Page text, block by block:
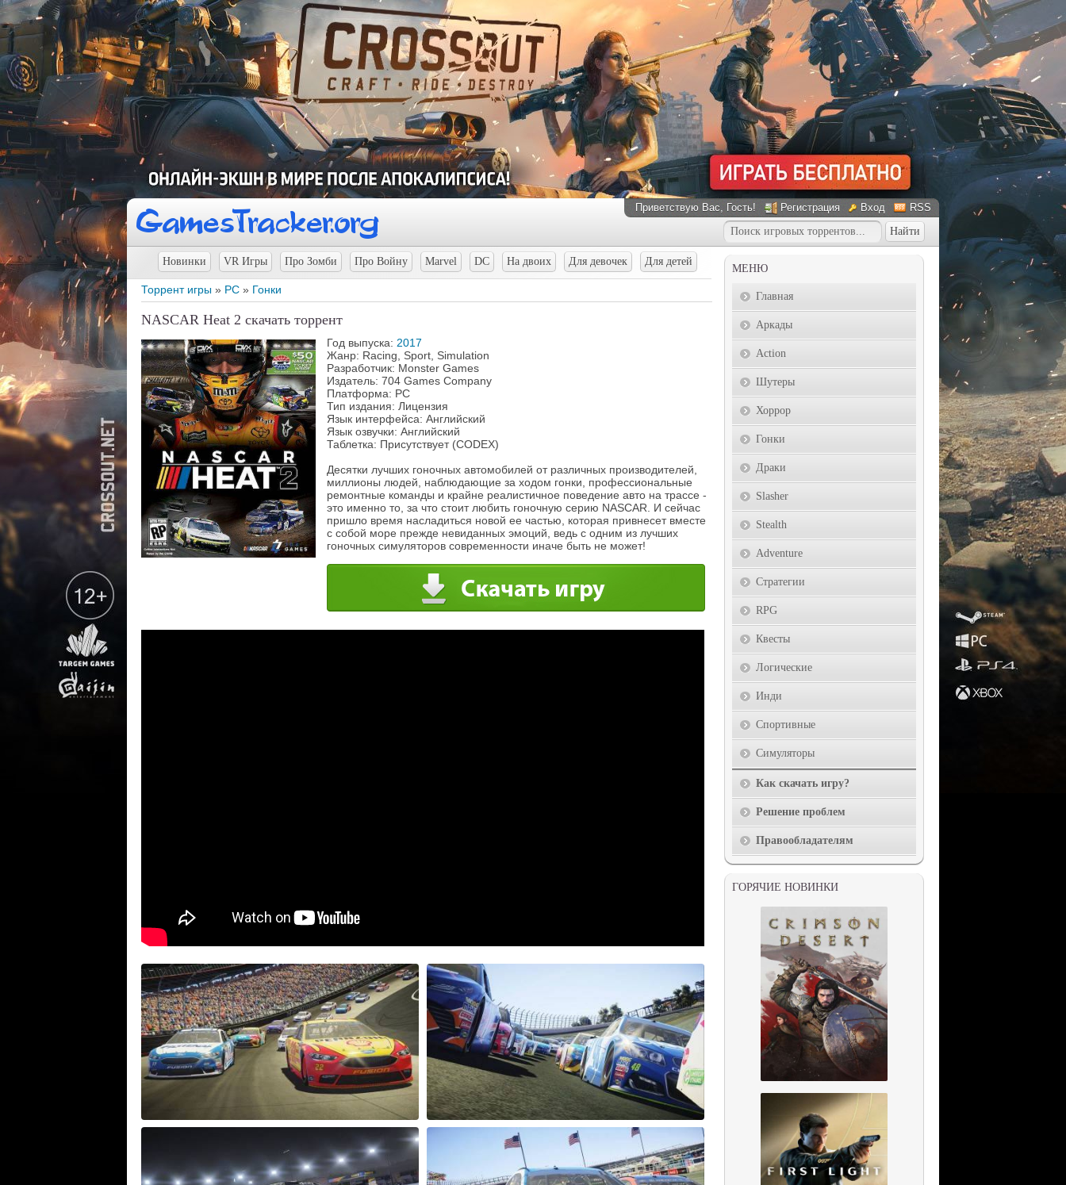
Приветствую Вас, Гость! Регистрация Вход RSS
Новинки VR Игры Про Зомби Про Войну Marvel DC На двоих Для девочек Для детей
Торрент игры » PC » Гонки
NASCAR Heat 2 скачать торрент
Год выпуска: 2017
Жанр: Racing, Sport, Simulation
Разработчик: Monster Games
Издатель: 704 Games Company
Платформа: PC
Тип издания: Лицензия
Язык интерфейса: Английский
Язык озвучки: Английский
Таблетка: Присутствует (CODEX)
Десятки лучших гоночных автомобилей от различных производителей,
миллионы людей, наблюдающие за ходом гонки, профессиональные
ремонтные команды и крайне реалистичное поведение авто на трассе -
это именно то, за что стоит любить гоночную серию NASCAR. И сейчас
пришло время насладиться новой ее частью, которая привнесет вместе
с собой море прежде невиданных эмоций, ведь с одним из лучших
гоночных симуляторов современности иначе быть не может!
МЕНЮ
Главная
Аркады
Action
Шутеры
Хоррор
Гонки
Драки
Slasher
Stealth
Adventure
Стратегии
RPG
Квесты
Логические
Инди
Спортивные
Симуляторы
Как скачать игру?
Решение проблем
Правообладателям
ГОРЯЧИЕ НОВИНКИ